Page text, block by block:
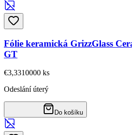
Fólie keramická GrizzGlass
GT
€3,3310000 ks
Odeslání úterý
Do košíku